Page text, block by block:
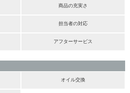
商品の充実さ
担当者の対応
アフターサービス
オイル交換